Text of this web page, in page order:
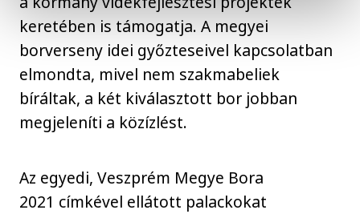
keretében is támogatja. A megyei
borverseny idei győzteseivel kapcsolatban
elmondta, mivel nem szakmabeliek
bíráltak, a két kiválasztott bor jobban
megjeleníti a közízlést.
Az egyedi, Veszprém Megye Bora
2021 címkével ellátott palackokat